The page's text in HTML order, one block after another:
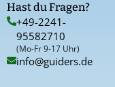
Hast du Fragen?
+49-2241-
95582710
(Mo-Fr 9-17 Uhr)
info@guiders.de